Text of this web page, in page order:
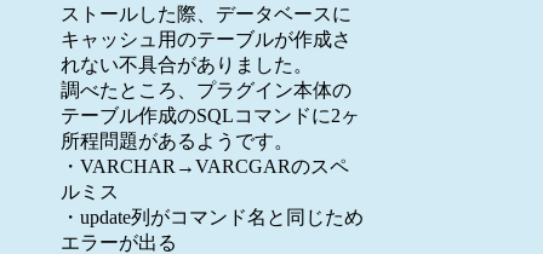
ストールした際、データベースに
キャッシュ用のテーブルが作成さ
れない不具合がありました。
調べたところ、プラグイン本体の
テーブル作成のSQLコマンドに2ヶ
所程問題があるようです。
・VARCHAR→VARCGARのスペ
ルミス
・update列がコマンド名と同じため
エラーが出る